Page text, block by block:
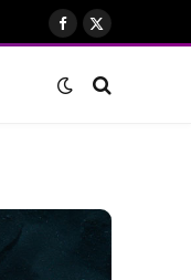
Facebook
X